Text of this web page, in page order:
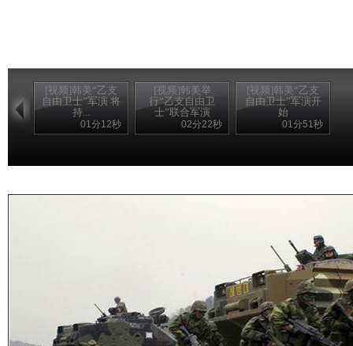
[视频]韩美“乙支
自由卫士”军演 将
持...
01分12秒
[视频]韩美举
行“乙支自由卫
士”联合军演
02分22秒
[视频]韩美“乙支
自由卫士”军演开
始
01分51秒